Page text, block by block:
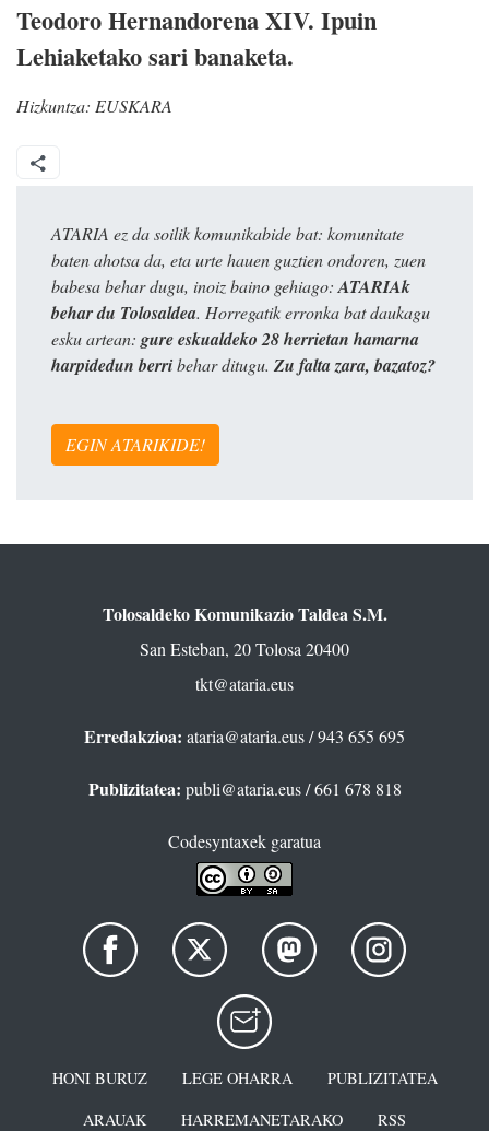
Teodoro Hernandorena XIV. Ipuin
Lehiaketako sari banaketa.
Hizkuntza: EUSKARA
ATARIA ez da soilik komunikabide bat: komunitate
baten ahotsa da, eta urte hauen guztien ondoren, zuen
babesa behar dugu, inoiz baino gehiago: ATARIAk
behar du Tolosaldea. Horregatik erronka bat daukagu
esku artean: gure eskualdeko 28 herrietan hamarna
harpidedun berribehar ditugu. Zu falta zara, bazatoz?
EGIN ATARIKIDE!
Tolosaldeko Komunikazio Taldea S.M.
San Esteban, 20 Tolosa 20400
tkt@ataria.eus
Erredakzioa: ataria@ataria.eus/ 943 655 695
Publizitatea: publi@ataria.eus/ 661 678 818
Codesyntaxek garatua
HONI BURUZ LEGE OHARRA
PUBLIZITATEA
ARAUAK
HARREMANETARAKO RSS